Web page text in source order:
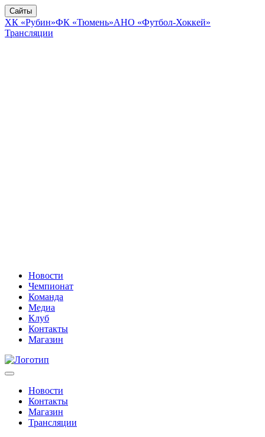
Сайты
ХК «Рубин»ФК «Тюмень»АНО «Футбол-Хоккей»
Трансляции
Новости
Чемпионат
Команда
Медиа
Клуб
Контакты
Магазин
Новости
Контакты
Магазин
Трансляции